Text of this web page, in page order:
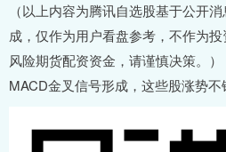
（以上内容为腾讯自选股基于公开
成，仅作为用户看盘参考，不作为
风险期货配资资金，请谨慎决策。）
MACD金叉信号形成，这些股涨势不